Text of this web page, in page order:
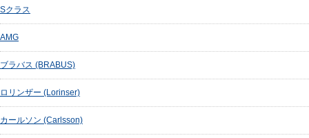
Sクラス
AMG
ブラバス (BRABUS)
ロリンザー (Lorinser)
カールソン (Carlsson)